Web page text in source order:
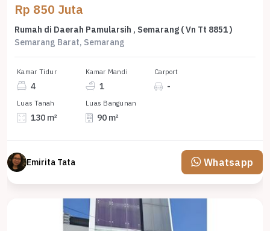
Rp 850 Juta
Rumah di Daerah Pamularsih , Semarang ( Vn Tt 8851 )
Semarang Barat, Semarang
Kamar Tidur
4
Kamar Mandi
1
Carport
-
Luas Tanah
130 m²
Luas Bangunan
90 m²
Emirita Tata Whatsapp